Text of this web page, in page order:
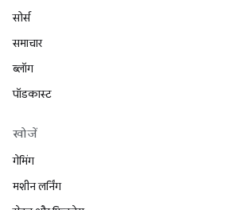
सोर्स
समाचार
ब्लॉग
पॉडकास्ट
खोजें
गेमिंग
मशीन लर्निंग